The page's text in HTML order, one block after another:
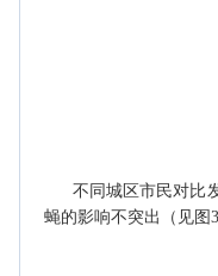
不同城区市民对比
蝇的影响不突出（见图3